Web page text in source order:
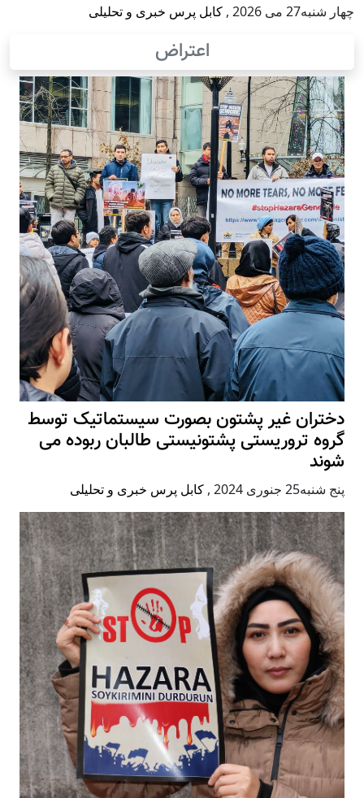
چهار شنبه27 می 2026 , کابل پرس خبری و تحلیلی
اعتراض
دختران غیر پشتون بصورت سیستماتیک توسط
گروه تروریستی پشتونیستی طالبان ربوده می
شوند
پنج شنبه25 جنوری 2024 , کابل پرس خبری و تحلیلی